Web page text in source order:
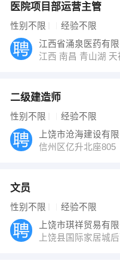
医院项目部运营主管
性别不限 经验不限
江西省涌泉医药有限
江西 南昌 青山湖
二级建造师
性别不限 经验不限
上饶市沧海建设有
信州区亿升北座805
文员
性别不限 经验不限
上饶市琪祥贸易有
上饶县国际家居城